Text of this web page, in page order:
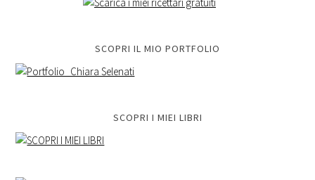
SCOPRI IL MIO PORTFOLIO
SCOPRI I MIEI LIBRI